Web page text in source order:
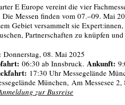
E Europe vereint die vier
Die Messen finden vom 07.–09. Mai
Gebiet versammelt sie
Partnerschaften zu knüpfen
Donnerstag, 08. Mai 2025
06:30 ab Innsbruck. Ankunft:
17:30 Uhr Messegelände
München, Am Messesee
zur Busreise